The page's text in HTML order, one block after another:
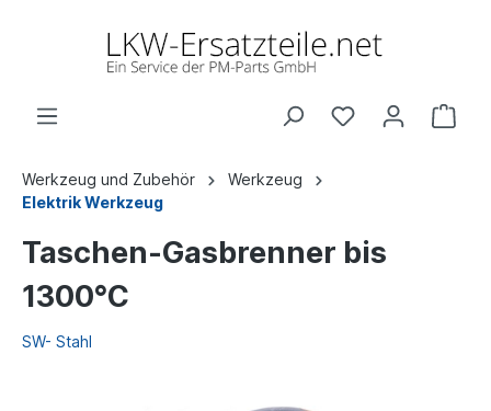
Werkzeug und Zubehör
Werkzeug
Elektrik Werkzeug
Taschen-Gasbrenner bis
1300°C
SW- Stahl